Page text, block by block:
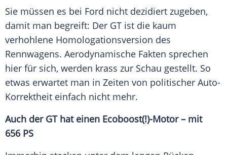
Sie müssen es bei Ford nicht dezidiert zugeben,
damit man begreift: Der GT ist die kaum
verhohlene Homologationsversion des
Rennwagens. Aerodynamische Fakten sprechen
hier für sich, werden krass zur Schau gestellt. So
etwas erwartet man in Zeiten von politischer Auto-
Korrektheit einfach nicht mehr.
Auch der GThat einen Ecoboost(!)-Motor – mit
656 PS